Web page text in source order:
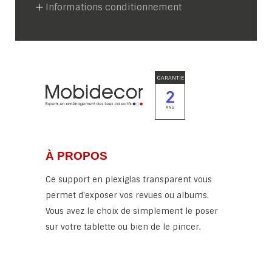
Informations conditionnement
GARANTIE
2
ANS
À PROPOS
Ce support en plexiglas transparent vous
permet d'exposer vos revues ou albums.
Vous avez le choix de simplement le poser
sur votre tablette ou bien de le pincer.